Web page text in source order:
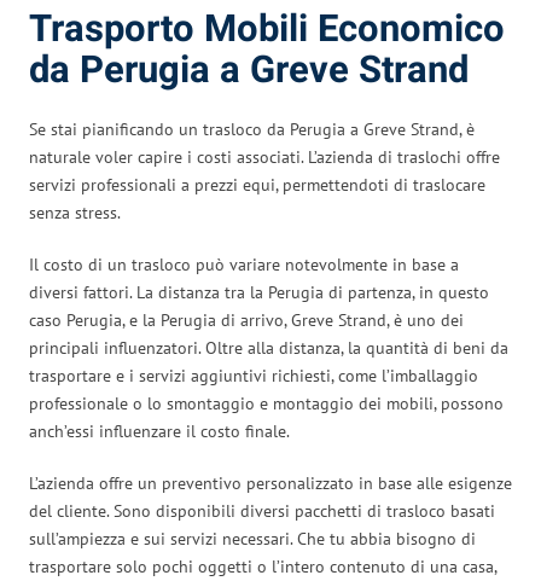
Trasporto Mobili Economico
da Perugia a Greve Strand
Se stai pianificando un trasloco da Perugia a Greve Strand, è
naturale voler capire i costi associati. L’azienda di traslochi offre
servizi professionali a prezzi equi, permettendoti di traslocare
senza stress.
Il costo di un trasloco può variare notevolmente in base a
diversi fattori. La distanza tra la Perugia di partenza, in questo
caso Perugia, e la Perugia di arrivo, Greve Strand, è uno dei
principali influenzatori. Oltre alla distanza, la quantità di beni da
trasportare e i servizi aggiuntivi richiesti, come l’imballaggio
professionale o lo smontaggio e montaggio dei mobili, possono
anch’essi influenzare il costo finale.
L’azienda offre un preventivo personalizzato in base alle esigenze
del cliente. Sono disponibili diversi pacchetti di trasloco basati
sull’ampiezza e sui servizi necessari. Che tu abbia bisogno di
trasportare solo pochi oggetti o l’intero contenuto di una casa,